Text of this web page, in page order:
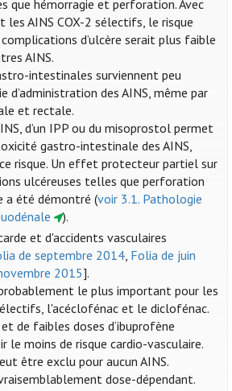
que hémorragie et perforation. Avec
les AINS COX-2 sélectifs, le risque
d’ulcère serait plus faible
AINS.
intestinales surviennent peu
d’administration des AINS, même par
et rectale.
d’un IPP ou du misoprostol permet
gastro-intestinale des AINS,
risque. Un effet protecteur partiel sur
ulcéreuses telles que perforation
a été démontré (voir 3.1. Pathologie
).
et d'accidents vasculaires
de septembre 2014, Folia de juin
2015].
le plus important pour les
l'acéclofénac et le diclofénac.
de faibles doses d’ibuprofène
le moins de risque cardio-vasculaire.
être exclu pour aucun AINS.
dose-dépendant.